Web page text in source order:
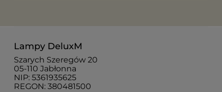
Lampy DeluxM
Szarych Szeregów 20
05-110 Jabłonna
NIP: 5361935625
REGON: 380481500